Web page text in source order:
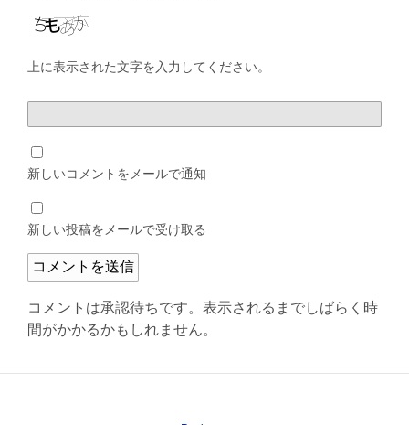
上に表示された文字を入力してください。
新しいコメントをメールで通知
新しい投稿をメールで受け取る
コメントは承認待ちです。表示されるまでしばらく時
間がかかるかもしれません。